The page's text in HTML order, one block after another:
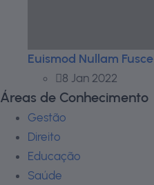
Euismod Nullam Fusce
8 Jan 2022
Áreas de Conhecimento
Gestão
Direito
Educação
Saúde